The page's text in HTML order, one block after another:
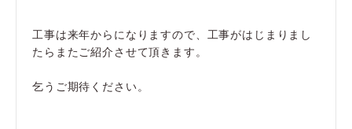
工事は来年からになりますので、工事がはじまりまし
たらまたご紹介させて頂きます。
乞うご期待ください。